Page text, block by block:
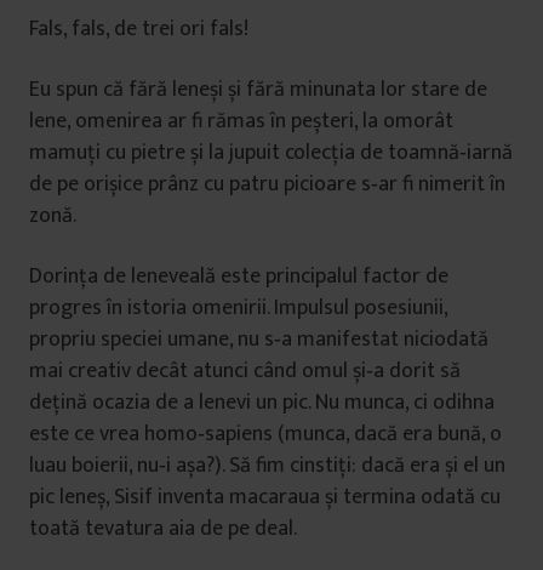
Fals, fals, de trei ori fals!
Eu spun că fără leneși și fără minunata lor stare de
lene, omenirea ar fi rămas în peșteri, la omorât
mamuţi cu pietre și la jupuit colecţia de toamnă‑iarnă
de pe orișice prânz cu patru picioare s‑ar fi nimerit în
zonă.
Dorinţa de leneveală este principalul factor de
progres în istoria omenirii. Impulsul posesiunii,
propriu speciei umane, nu s‑a manifestat niciodată
mai creativ decât atunci când omul și‑a dorit să
deţină ocazia de a lenevi un pic. Nu munca, ci odihna
este ce vrea homo‑sapiens (munca, dacă era bună, o
luau boierii, nu‑i așa?). Să fim cinstiţi: dacă era și el un
pic leneș, Sisif inventa macaraua și termina odată cu
toată tevatura aia de pe deal.